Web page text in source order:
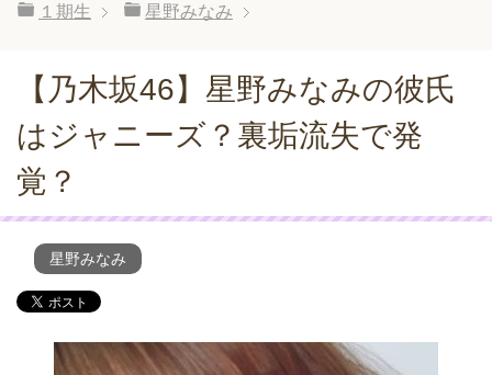
１期生
星野みなみ
【乃木坂46】星野みなみの彼氏
はジャニーズ？裏垢流失で発
覚？
星野みなみ